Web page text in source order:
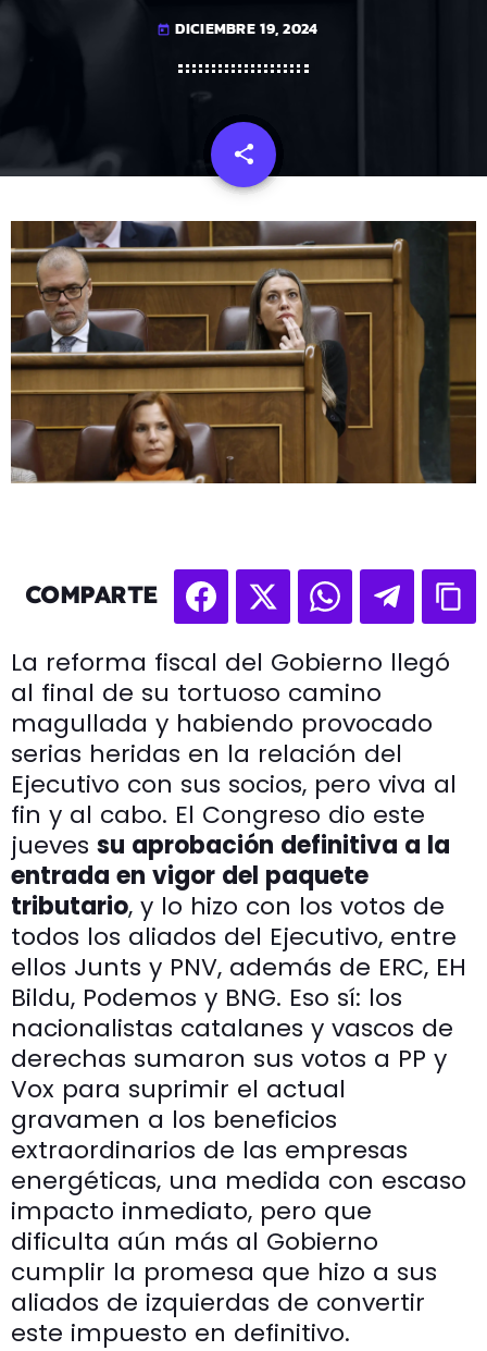
today DICIEMBRE 19, 2024
share
email
COMPARTE
La reforma fiscal del Gobierno llegó
al final de su tortuoso camino
magullada y habiendo provocado
serias heridas en la relación del
Ejecutivo con sus socios, pero viva al
fin y al cabo. El Congreso dio este
jueves su aprobación definitiva a la
entrada en vigor del paquete
tributario, y lo hizo con los votos de
todos los aliados del Ejecutivo, entre
ellos Junts y PNV, además de ERC, EH
Bildu, Podemos y BNG. Eso sí: los
nacionalistas catalanes y vascos de
derechas sumaron sus votos a PP y
Vox para suprimir el actual
gravamen a los beneficios
extraordinarios de las empresas
energéticas, una medida con escaso
impacto inmediato, pero que
dificulta aún más al Gobierno
cumplir la promesa que hizo a sus
aliados de izquierdas de convertir
este impuesto en definitivo.